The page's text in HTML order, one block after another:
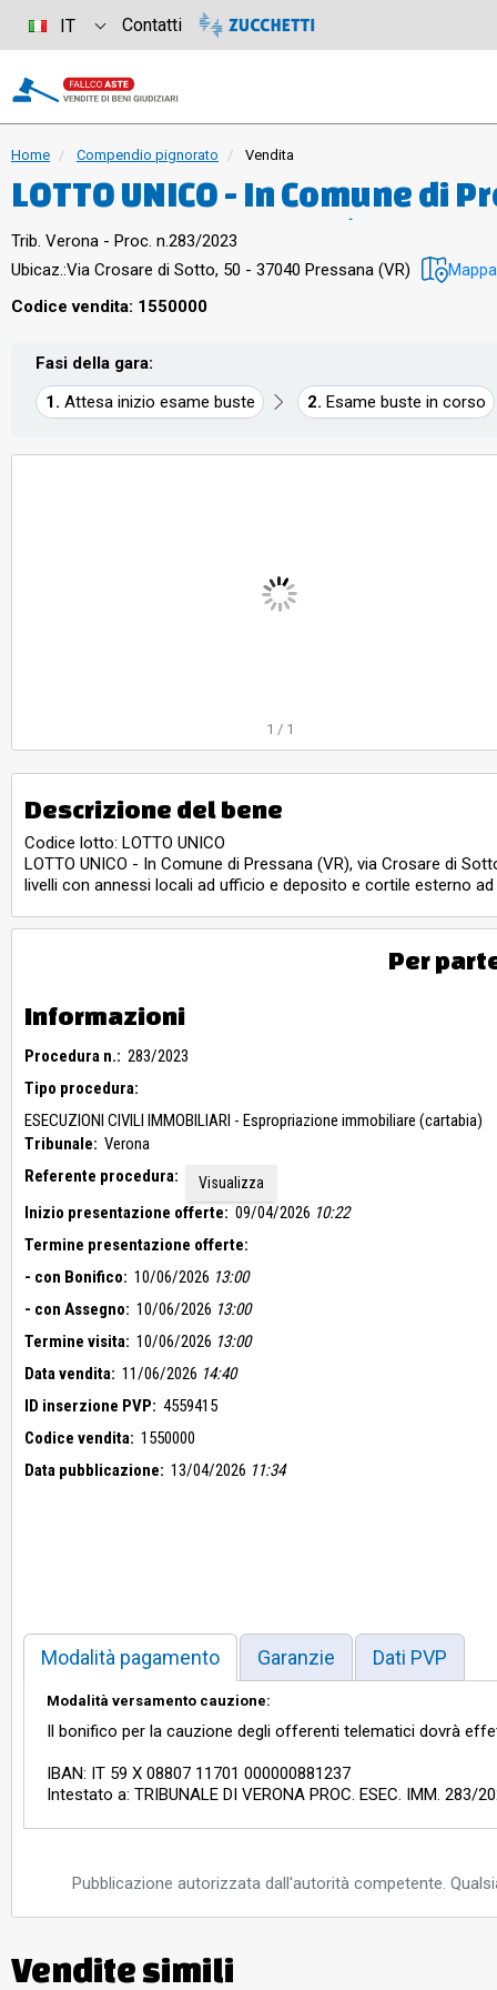
Home Compendio pignorato Vendita
LOTTO UNICO - In Comune di
n. 50, piena proprietà di un
disposto su quattro livelli
deposito e cortile esterno ad
prezzo offerto
Trib. Verona - Proc. n.283/2023
Ubicaz.:Via Crosare di Sotto, 50 - 37040 Pressana (VR) Mappa
Codice vendita: 1550000
Fasi della gara:
Attesa inizio esame buste
Esame buste in corso
1 / 1
Descrizione del bene
Codice lotto: LOTTO UNICO
LOTTO UNICO - In Comune di Pressana (VR), via Crosare di
livelli con annessi locali ad ufficio e deposito e cortile esterno
Per
Informazioni
Procedura n.: 283/2023
Tipo procedura:
ESECUZIONI CIVILI IMMOBILIARI - Espropriazione immobiliare (cartabia)
Tribunale: Verona
Referente procedura:
Visualizza
Inizio presentazione offerte: 09/04/2026 10:22
Termine presentazione offerte:
- con Bonifico: 10/06/2026 13:00
- con Assegno: 10/06/2026 13:00
Termine visita: 10/06/2026 13:00
Data vendita: 11/06/2026 14:40
ID inserzione PVP: 4559415
Codice vendita: 1550000
Data pubblicazione: 13/04/2026 11:34
Modalità pagamento Garanzie Dati PVP
Modalità versamento cauzione:
Il bonifico per la cauzione degli offerenti telematici dovrà
IBAN: IT 59 X 08807 11701 000000881237
Intestato a: TRIBUNALE DI VERONA PROC. ESEC. IMM. 283/
Pubblicazione autorizzata dall'autorità competente.
Vendite simili
IT Contatti